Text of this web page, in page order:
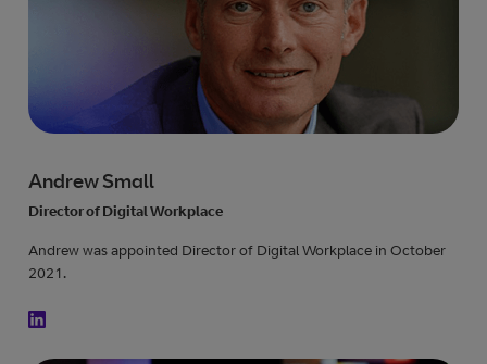
Andrew Small
Director of Digital Workplace
Andrew was appointed Director of Digital Workplace in October
2021.